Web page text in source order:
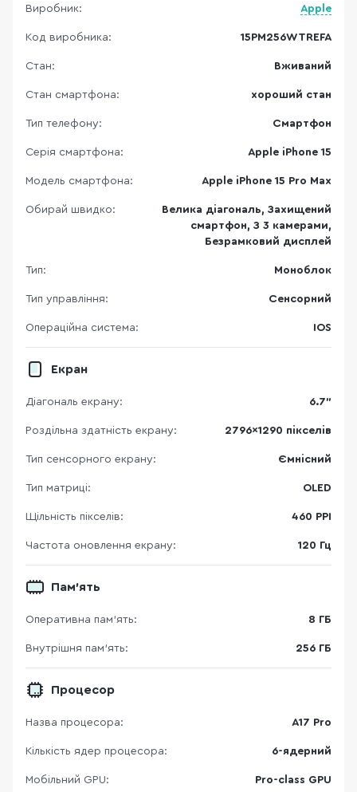
Виробник: Apple
Код виробника: 15PM256WTREFA
Стан: Вживаний
Стан смартфона: хороший стан
Тип телефону: Смартфон
Серія смартфона: Apple iPhone 15
Модель смартфона: Apple iPhone 15 Pro Max
Обирай швидко:
Велика діагональ, Захищений
смартфон, З 3 камерами,
Безрамковий дисплей
Тип: Моноблок
Тип управління: Сенсорний
Операційна система: IOS
Екран
Діагональ екрану: 6.7"
Роздільна здатність екрану: 2796x1290 пікселів
Тип сенсорного екрану: Ємнісний
Тип матриці: OLED
Щільність пікселів: 460 PPI
Частота оновлення екрану: 120 Гц
Пам'ять
Оперативна пам'ять: 8 ГБ
Внутрішня пам'ять: 256 ГБ
Процесор
Назва процесора: A17 Pro
Кількість ядер процесора: 6-ядерний
Мобільний GPU: Pro-class GPU